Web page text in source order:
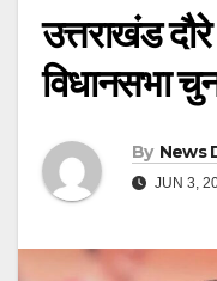
उत्तराखंड
विधानसभा
By News
JUN 3,